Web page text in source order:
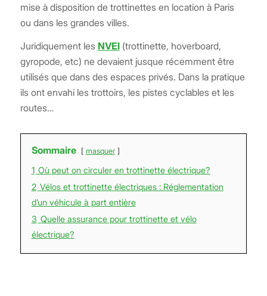
mise à disposition de trottinettes en location à Paris
ou dans les grandes villes.
Juridiquement les NVEI(trottinette, hoverboard,
gyropode, etc) ne devaient jusque récemment être
utilisés que dans des espaces privés. Dans la pratique
ils ont envahi les trottoirs, les pistes cyclables et les
routes…
Sommaire masquer
1 Où peut on circuler en trottinette électrique?
2 Vélos et trottinette électriques : Réglementation
d’un véhicule à part entière
3 Quelle assurance pour trottinette et vélo
électrique?